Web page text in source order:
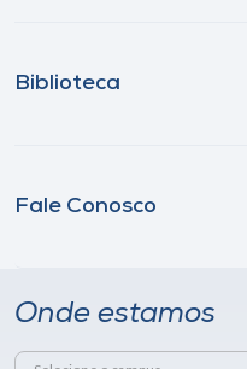
Biblioteca
Fale Conosco
Onde estamos